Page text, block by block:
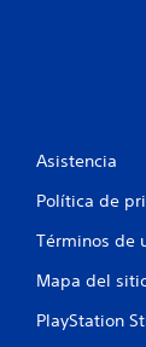
Asistencia
Política de
Términos de
Mapa del
PlayStation